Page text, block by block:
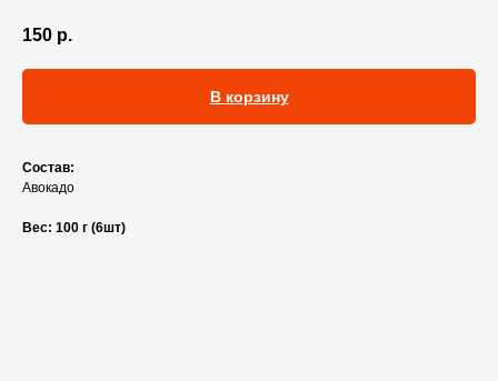
150 р.
В корзину
Состав:
Авокадо
Вес: 100 г (6шт)